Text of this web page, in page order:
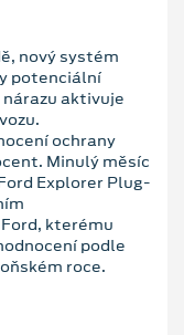
nový systém
potenciální
aktivuje
ochrany
Minulý měsíc
Explorer Plug-
kterému
podle
roce.